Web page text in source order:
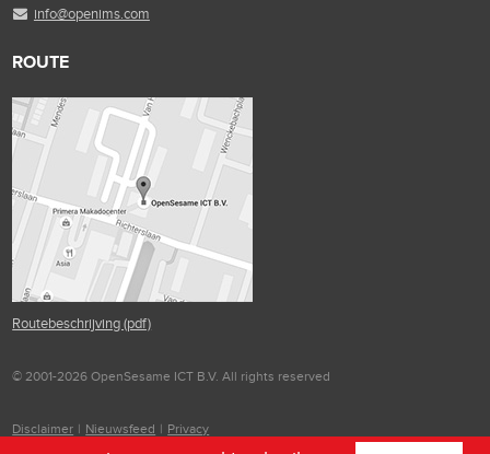
info@openims.com
ROUTE
Routebeschrijving (pdf)
© 2001-2026 OpenSesame ICT B.V. All rights reserved
Disclaimer | Nieuwsfeed | Privacy